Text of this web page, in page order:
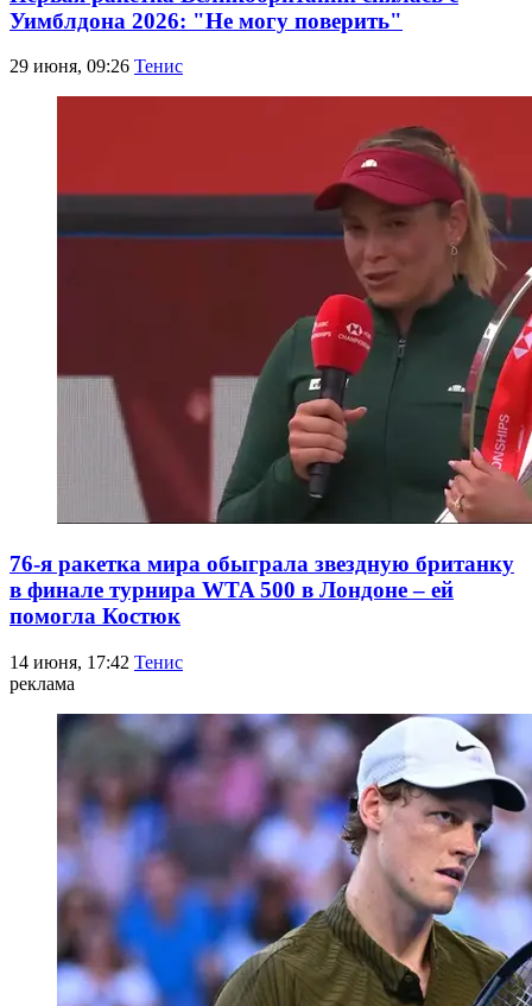
Уимблдона 2026: "Не могу поверить"
29 июня, 09:26 Тенис
76-я ракетка мира обыграла звездную британку
в финале турнира WTA 500 в Лондоне – ей
помогла Костюк
14 июня, 17:42 Тенис
реклама